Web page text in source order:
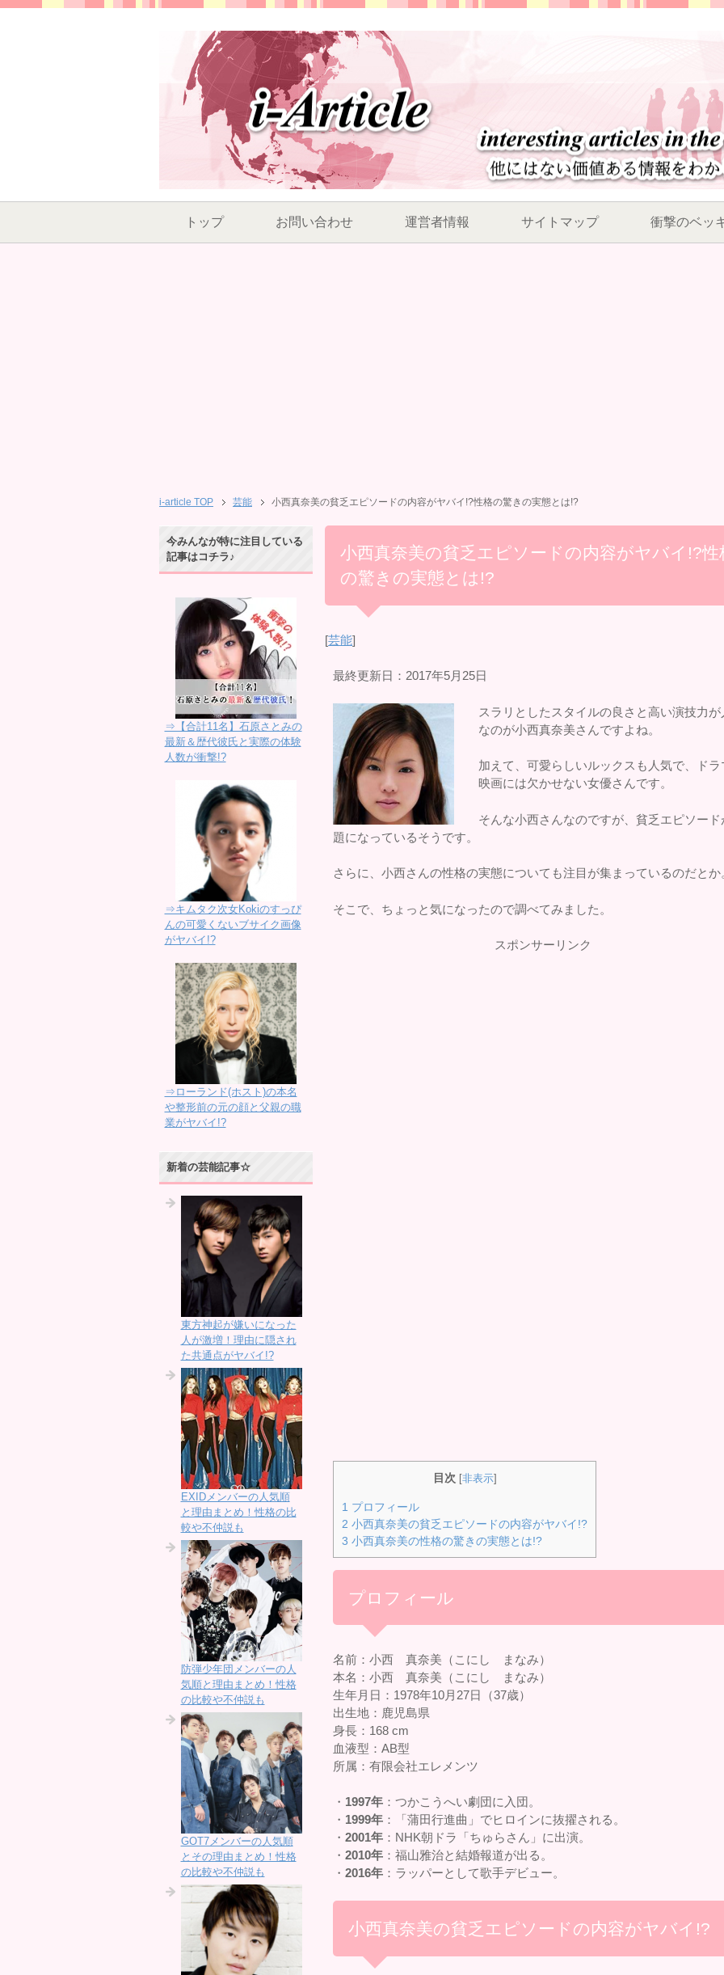
トップ お問い合わせ 運営者情報 サイトマップ 衝撃のベッ
i-article TOP 芸能 小西真奈美の貧乏エピソードの内容がヤバイ!?性格の驚きの実態とは!?
小西真奈美の貧乏エピソードの内容がヤバイ!?性
の驚きの実態とは!?
[芸能]
最終更新日：2017年5月25日
スラリとしたスタイルの良さと高い演技力が
なのが小西真奈美さんですよね。
加えて、可愛らしいルックスも人気で、ドラ
映画には欠かせない女優さんです。
そんな小西さんなのですが、貧乏エピソード
題になっているそうです。
さらに、小西さんの性格の実態についても注目が集まっているのだとか
そこで、ちょっと気になったので調べてみました。
スポンサーリンク
目次 [非表示]
1 プロフィール
2 小西真奈美の貧乏エピソードの内容がヤバイ!?
3 小西真奈美の性格の驚きの実態とは!?
プロフィール
名前：小西 真奈美（こにし まなみ）
本名：小西 真奈美（こにし まなみ）
生年月日：1978年10月27日（37歳）
出生地：鹿児島県
身長：168 cm
血液型：AB型
所属：有限会社エレメンツ
・ 1997年 ：つかこうへい劇団に入団。
・ 1999年 ：「蒲田行進曲」でヒロインに抜擢される。
・2001年 ：NHK朝ドラ「ちゅらさん」に出演。
・2010年 ：福山雅治と結婚報道が出る。
・2016年 ：ラッパーとして歌手デビュー。
小西真奈美の貧乏エピソードの内容がヤバイ!?
今みんなが特に注目している
記事はコチラ♪
⇒【合計11名】石原さとみの
最新＆歴代彼氏と実際の体験
人数が衝撃!?
⇒キムタク次女Kokiのすっぴ
んの可愛くないブサイク画像
がヤバイ!?
⇒ローランド(ホスト)の本名
や整形前の元の顔と父親の職
業がヤバイ!?
新着の芸能記事☆
東方神起が嫌いになった
人が激増！理由に隠され
た共通点がヤバイ!?
EXIDメンバーの人気順
と理由まとめ！性格の比
較や不仲説も
防弾少年団メンバーの人
気順と理由まとめ！性格
の比較や不仲説も
GOT7メンバーの人気順
とその理由まとめ！性格
の比較や不仲説も